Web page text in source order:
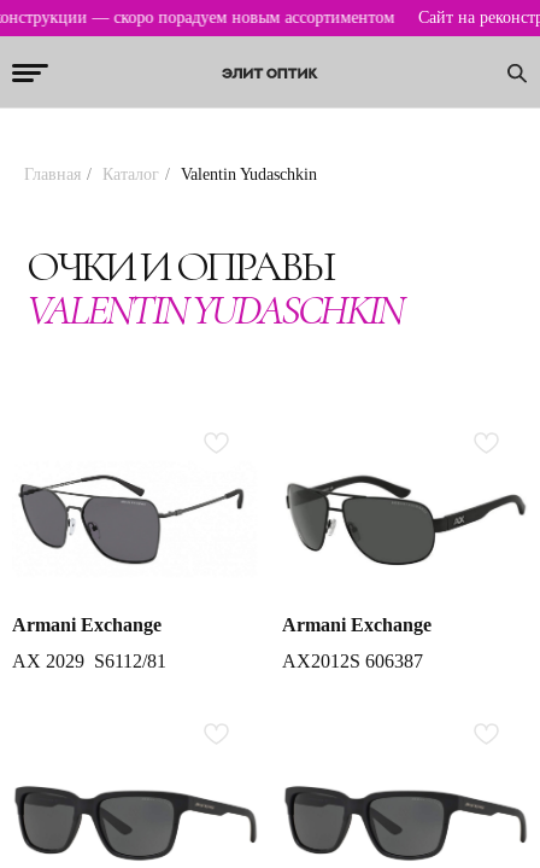
— скоро порадуем новым ассортиментом Сайт на
Главная / Каталог / Valentin Yudaschkin
ОЧКИ И ОПРАВЫ
VALENTIN YUDASCHKIN
Armani Exchange
AX 2029 S6112/81
Armani Exchange
AX2012S 606387